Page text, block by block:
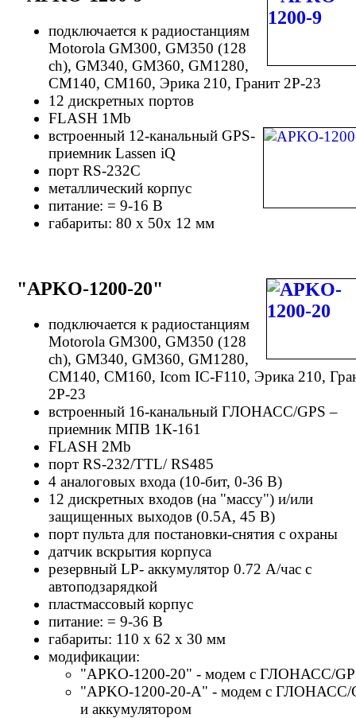
подключается к радиостанциям
Motorola GM300, GM350 (128
ch), GM340, GM360, GM1280,
CM140, CM160, Эрика 210, Гранит 2Р-23
12 дискретных портов
FLASH 1Mb
встроенный 12-канальный GPS-
приемник Lassen iQ
порт RS-232C
металлический корпус
питание: = 9-16 В
габариты: 80 х 50х 12 мм
"APKO-1200-20"
подключается к радиостанциям
Motorola GM300, GM350 (128
ch), GM340, GM360, GM1280,
CM140, CM160, Icom IC-F110, Эрика 210,
2Р-23
встроенный 16-канальный ГЛОНАСС/GPS –
приемник МПВ 1К-161
FLASH 2Mb
порт RS-232/TTL/ RS485
4 аналоговых входа (10-бит, 0-36 В)
12 дискретных входов (на "массу") и/или
защищенных выходов (0.5А, 45 В)
порт пульта для постановки-снятия с охраны
датчик вскрытия корпуса
резервный LP- аккумулятор 0.72 А/час с
автоподзарядкой
пластмассовый корпус
питание: = 9-36 В
габариты: 110 х 62 х 30 мм
модификации:
"APKO-1200-20" - модем с ГЛОНАСС/
"APKO-1200-20-A" - модем с ГЛОНАСС/
и аккумулятором